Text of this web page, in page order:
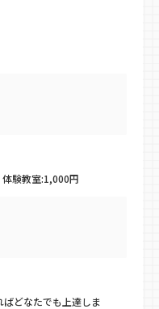
験教室:1,000円
どなたでも上達しま